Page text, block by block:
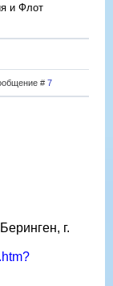
и Флот
# 7
г.